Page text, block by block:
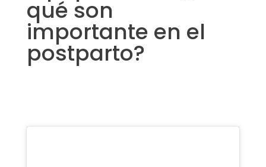
qué son
importante en el
postparto?